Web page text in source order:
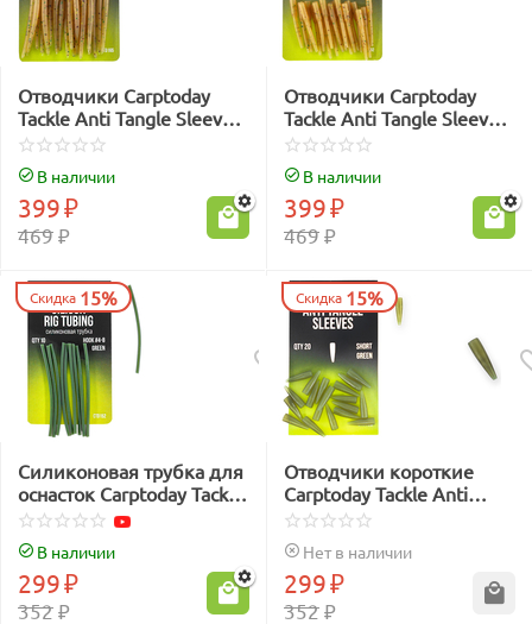
Отводчики Carptoday
Tackle Anti Tangle Sleeves
Camo
В наличии
469₽
399₽
Отводчики Carptoday
Tackle Anti Tangle Sleeves
Camo Brown
В наличии
469₽
399₽
Скидка 15%
Силиконовая трубка для
оснасток Carptoday Tackle
Silicone Rig Tubing
В наличии
352₽
299₽
Скидка 15%
Отводчики короткие
Carptoday Tackle Anti
Tangle Sleeves Short
зелёные
Нет в наличии
352₽
299₽